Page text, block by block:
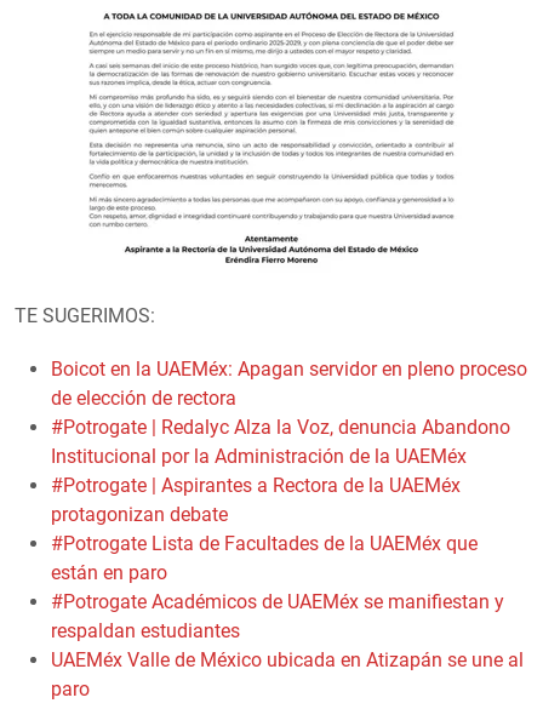
TE SUGERIMOS:
Boicot en la UAEMéx: Apagan servidor en pleno proceso
de elección de rectora
#Potrogate | Redalyc Alza la Voz, denuncia Abandono
Institucional por la Administración de la UAEMéx
#Potrogate | Aspirantes a Rectora de la UAEMéx
protagonizan debate
#Potrogate Lista de Facultades de la UAEMéx que
están en paro
#Potrogate Académicos de UAEMéx se manifiestan y
respaldan estudiantes
UAEMéx Valle de México ubicada en Atizapán se une al
paro